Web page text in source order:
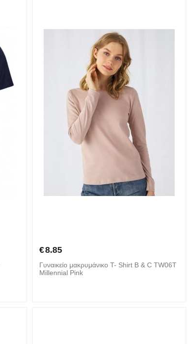
€8.85
Γυναικείο μακρυμάνικο T- Shirt B & C TW06T
Millennial Pink